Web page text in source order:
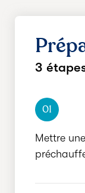
3
01
Mettre